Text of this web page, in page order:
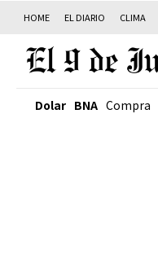
HOME EL DIARIO CLIMA
Dolar BNA Compra